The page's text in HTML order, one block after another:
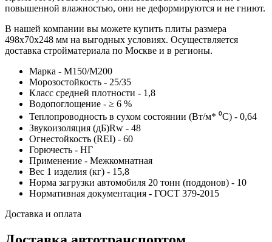
повышенной влажностью, они не деформируются и не гниют.
В нашей компании вы можете купить плиты размера
498х70х248 мм на выгодных условиях. Осуществляется
доставка стройматериала по Москве и в регионы.
Марка - М150/М200
Морозостойкость - 25/35
Класс средней плотности - 1,8
Водопоглощение - ≥ 6 %
Теплопроводность в сухом состоянии (Вт/м* ⁰С) - 0,64
Звукоизоляция (дБ)Rw - 48
Огнестойкость (REI) - 60
Горючесть - НГ
Применение - Межкомнатная
Вес 1 изделия (кг) - 15,8
Норма загрузки автомобиля 20 тонн (поддонов) - 10
Нормативная документация - ГОСТ 379-2015
Доставка и оплата